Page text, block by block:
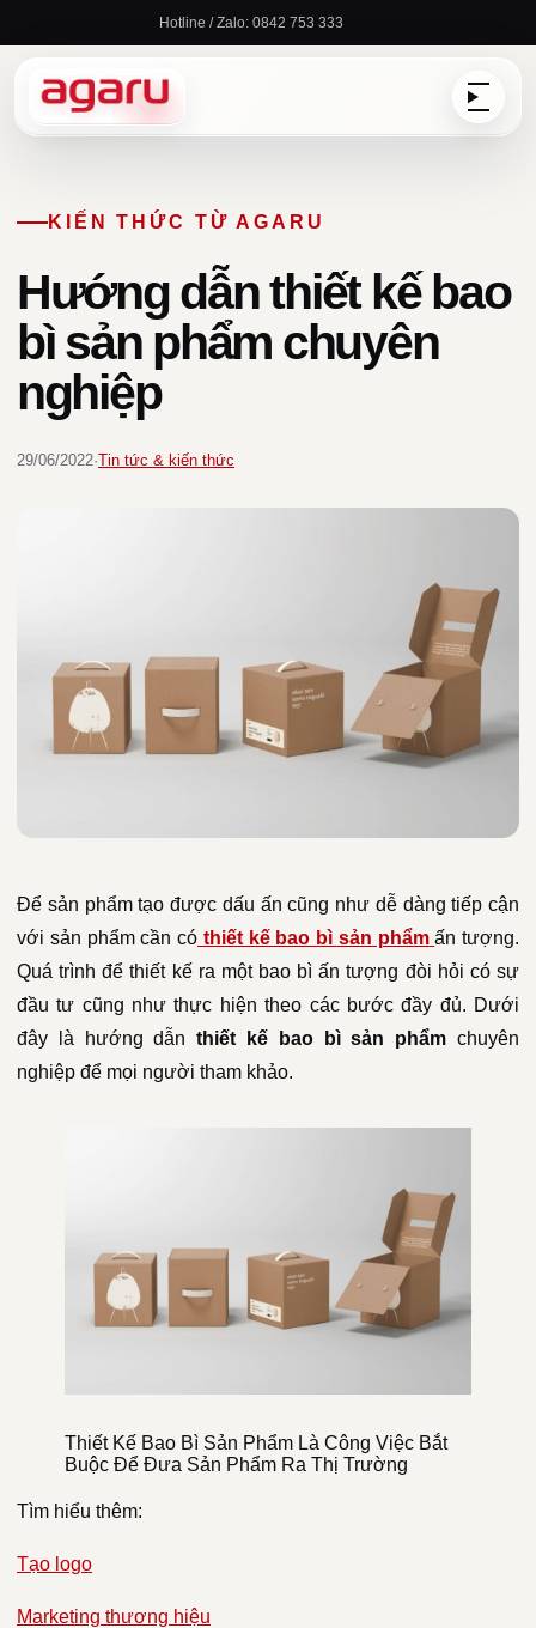
nội
Hotline / Zalo: 0842 753 333
KIẾN THỨC TỪ AGARU
Hướng dẫn thiết kế bao
bì sản phẩm chuyên
nghiệp
29/06/2022·Tin tức & kiến thức
Để sản phẩm tạo được dấu ấn cũng như dễ dàng tiếp cận
với sản phẩm cần có thiết kế bao bì sản phẩm ấn tượng.
Quá trình để thiết kế ra một bao bì ấn tượng đòi hỏi có sự
đầu tư cũng như thực hiện theo các bước đầy đủ. Dưới
đây là hướng dẫnthiết kế bao bì sản phẩm chuyên
nghiệp để mọi người tham khảo.
Thiết Kế Bao Bì Sản Phẩm Là Công Việc Bắt
Buộc Để Đưa Sản Phẩm Ra Thị Trường
Tìm hiểu thêm:
Tạo logo
Marketing thương hiệu